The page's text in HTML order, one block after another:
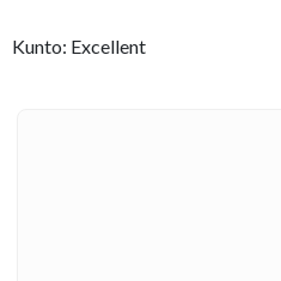
Kunto: Excellent